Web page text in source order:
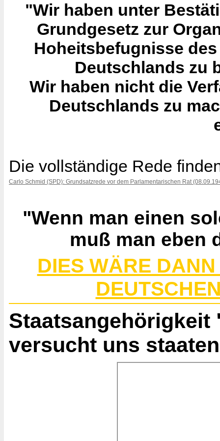
"Wir haben unter
Grundgesetz zur
Hoheitsbefugnisse
Deutschlands zu
Wir haben nicht die
Deutschlands zu
Die vollständige Rede
Carlo Schmid (SPD): Grundsatzrede vor dem Parlamentarischen Rat
"Wenn man einen
muß man eben
DIES WÄRE
Staatsangehörigkeit
versucht uns